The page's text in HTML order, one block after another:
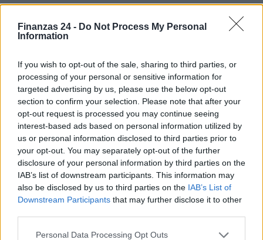
Finanzas 24 - Do Not Process My Personal
Information
If you wish to opt-out of the sale, sharing to third parties, or
processing of your personal or sensitive information for
targeted advertising by us, please use the below opt-out
section to confirm your selection. Please note that after your
opt-out request is processed you may continue seeing
interest-based ads based on personal information utilized by
us or personal information disclosed to third parties prior to
your opt-out. You may separately opt-out of the further
disclosure of your personal information by third parties on the
IAB’s list of downstream participants. This information may
also be disclosed by us to third parties on the IAB’s List of
Downstream Participants that may further disclose it to other
Please note that this website/app uses one or more Google
Personal Data Processing Opt Outs
Sigue leyendo
NEWS